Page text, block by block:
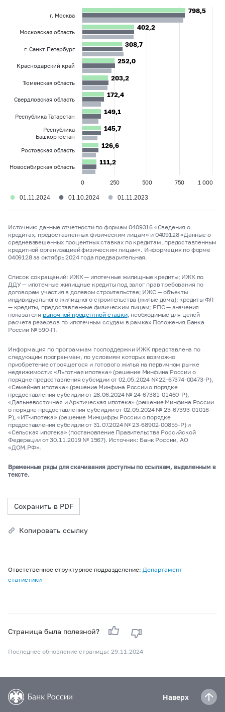
798,5
798,5
402,2
402,2
308,7
308,7
252,0
252,0
203,2
203,2
172,4
172,4
149,1
149,1
145,7
145,7
126,6
126,6
111,2
111,2
г. Москва
Московская область
г. Санкт-Петербург
Краснодарский край
Тюменская область
Свердловская область
Республика Татарстан
Республика
Башкортостан
Ростовская область
Новосибирская область
0 250 500 750 1 000
● 01.11.2024 ● 01.10.2024 ● 01.11.2023
Источник: данные отчетности по формам 0409316 «Сведения о
кредитах, предоставленных физическим лицам» и 0409128 «Данные о
средневзвешенных процентных ставках по кредитам, предоставленным
кредитной организацией физическим лицам». Информация по форме
0409128 за октябрь 2024 года предварительная.
Список сокращений: ИЖК — ипотечные жилищные кредиты; ИЖК по
ДДУ — ипотечные жилищные кредиты под залог прав требования по
договорам участия в долевом строительстве; ИЖС — объекты
индивидуального жилищного строительства (жилые дома); кредиты ФЛ
— кредиты, предоставленные физическим лицам; РПС — значения
показателя рыночной процентной ставки, необходимые для целей
расчета резервов по ипотечным ссудам в рамках Положения Банка
России № 590-П.
Информация по программам господдержки ИЖК представлена по
следующим программам, по условиям которых возможно
приобретение строящегося и готового жилья на первичном рынке
недвижимости: «Льготная ипотека» (решение Минфина России о
порядке предоставления субсидии от 02.05.2024 № 22-67374-00473-Р),
«Семейная ипотека» (решение Минфина России о порядке
предоставления субсидии от 28.06.2024 № 24-67381-01460-Р),
«Дальневосточная и Арктическая ипотека» (решение Минфина России
о порядке предоставления субсидии от 02.05.2024 № 23-67393-01016-
Р), «ИТ-ипотека» (решение Минцифры России о порядке
предоставления субсидии от 31.07.2024 № 23-68902-00855-Р) и
«Сельская ипотека» (постановление Правительства Российской
Федерации от 30.11.2019 № 1567). Источник: Банк России, АО
«ДОМ.РФ».
Временные ряды для скачивания доступны по ссылкам, выделенным в
тексте.
Сохранить в PDF
Копировать ссылку
Ответственное структурное подразделение: Департамент
статистики
Страница была полезной?
Последнее обновление страницы: 29.11.2024
Наверх